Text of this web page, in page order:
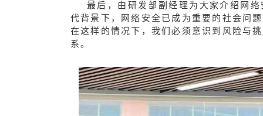
最后，由研发部副经理为大家介绍 网
代背景下，网络安全已成为重要的社会问
在这样的情况下，我们必须意识到风险与
系。